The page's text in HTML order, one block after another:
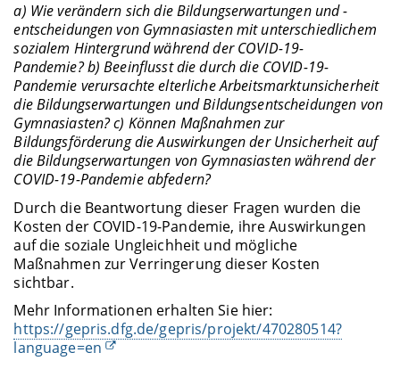
a) Wie verändern sich die Bildungserwartungen und -
entscheidungen von Gymnasiasten mit unterschiedlichem
sozialem Hintergrund während der COVID-19-
Pandemie?b) Beeinflusst die durch die COVID-19-
Pandemie verursachte elterliche Arbeitsmarktunsicherheit
die Bildungserwartungen und Bildungsentscheidungen von
Gymnasiasten?c) Können Maßnahmen zur
Bildungsförderung die Auswirkungen der Unsicherheit auf
die Bildungserwartungen von Gymnasiasten während der
COVID-19-Pandemie abfedern?
Durch die Beantwortung dieser Fragen wurden die
Kosten der COVID-19-Pandemie, ihre Auswirkungen
auf die soziale Ungleichheit und mögliche
Maßnahmen zur Verringerung dieser Kosten
sichtbar.
Mehr Informationen erhalten Sie hier:
https://gepris.dfg.de/gepris/projekt/470280514?
language=en